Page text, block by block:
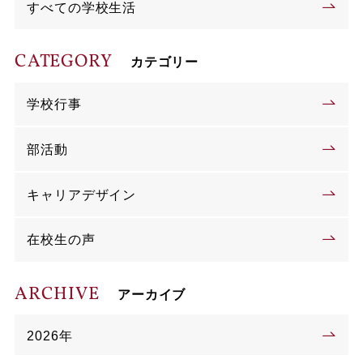
すべての学校生活
CATEGORY カテゴリー
学校行事
部活動
キャリアデザイン
在校生の声
ARCHIVE アーカイブ
2026年